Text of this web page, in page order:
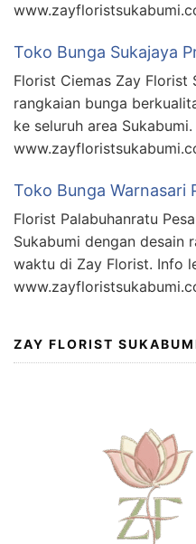
Toko Bunga Sukajaya
Florist Ciemas Zay Florist
rangkaian bunga
ke seluruh area
Toko Bunga Warnasari
Florist Palabuhanratu
Sukabumi dengan desain
waktu di Zay Florist. Info
ZAY FLORIST